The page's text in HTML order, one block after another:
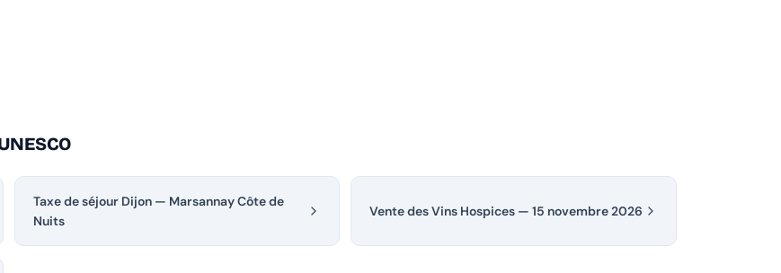
Taxe de séjour Dijon — Marsannay Côte de
Nuits
Vente des Vins Hospices — 15 novembre 2026